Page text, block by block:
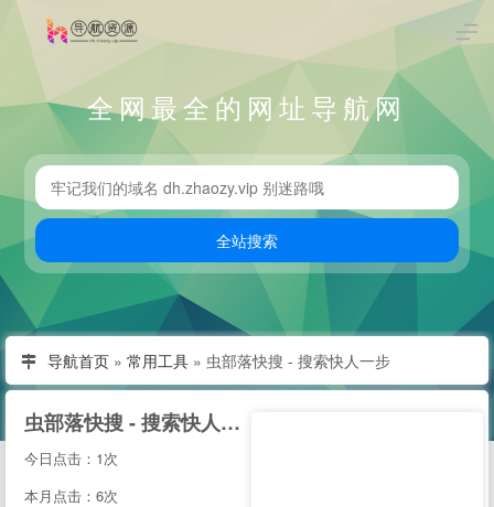
全网最全的网址导航网
导航首页 » 常用工具 » 虫部落快搜 - 搜索快人一步
虫部落快搜 - 搜索快人一步
今日点击：1次
本月点击：6次